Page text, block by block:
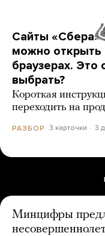
Сайты «Сбера»
можно открыть
браузерах. Это
выбрать?
Короткая
переходить на
РАЗБОР 3 карточки 3
Минцифры